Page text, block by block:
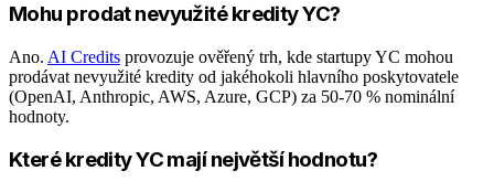
Mohu prodat nevyužité kredity YC?
Ano. AI Credits provozuje ověřený trh, kde startupy YC mohou
prodávat nevyužité kredity od jakéhokoli hlavního poskytovatele
(OpenAI, Anthropic, AWS, Azure, GCP) za 50-70 % nominální
hodnoty.
Které kredity YC mají největší hodnotu?